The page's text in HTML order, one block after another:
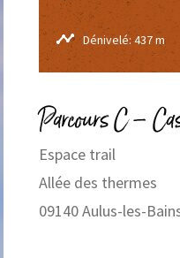
Dénivelé: 437 m
Parcours C –
Espace trail
Allée des thermes
09140Aulus-les-